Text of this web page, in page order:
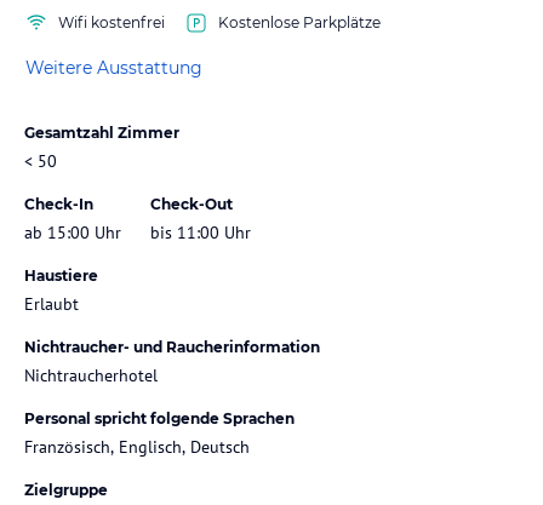
Wifi kostenfrei Kostenlose Parkplätze
Weitere Ausstattung
Gesamtzahl Zimmer
< 50
Check-In
ab 15:00 Uhr
Check-Out
bis 11:00 Uhr
Haustiere
Erlaubt
Nichtraucher- und Raucherinformation
Nichtraucherhotel
Personal spricht folgende Sprachen
Französisch, Englisch, Deutsch
Zielgruppe